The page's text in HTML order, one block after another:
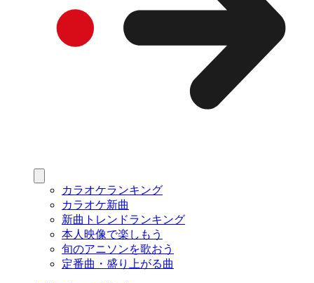
カラオケランキング
カラオケ新曲
新曲トレンドランキング
本人映像で楽しもう
旬のアニソンを歌おう
定番曲・盛り上がる曲